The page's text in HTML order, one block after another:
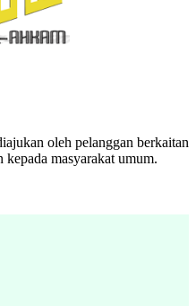
oleh pelanggan berkaitan
masyarakat umum.